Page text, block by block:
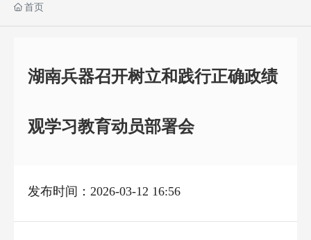
首页
湖南兵器召开树立和践行正确政绩
观学习教育动员部署会
发布时间：2026-03-12 16:56